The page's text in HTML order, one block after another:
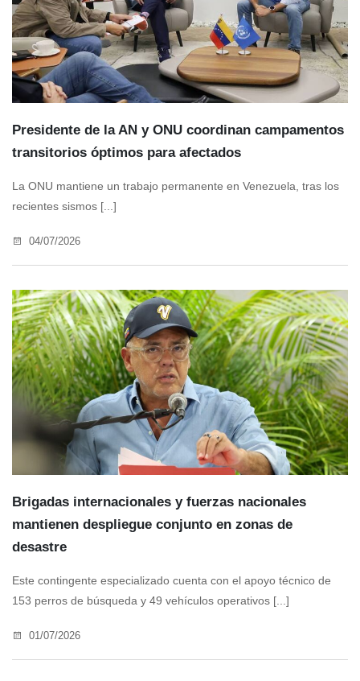
Presidente de la AN y ONU coordinan campamentos
transitorios óptimos para afectados
La ONU mantiene un trabajo permanente en Venezuela, tras los
recientes sismos [...]
04/07/2026
Brigadas internacionales y fuerzas nacionales
mantienen despliegue conjunto en zonas de
desastre
Este contingente especializado cuenta con el apoyo técnico de
153 perros de búsqueda y 49 vehículos operativos [...]
01/07/2026